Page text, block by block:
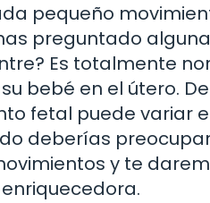
pequeño
preguntado
Es totalmente
bebé en el útero.
fetal puede variar
deberías
y te